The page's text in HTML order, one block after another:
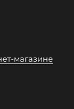
магазине